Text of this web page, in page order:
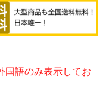
国語のみ表示してお